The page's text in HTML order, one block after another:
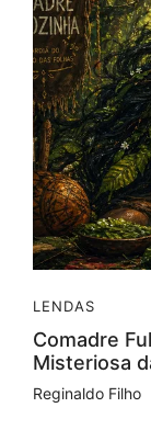
LENDAS
Comadre
Misteriosa
Reginaldo Filho